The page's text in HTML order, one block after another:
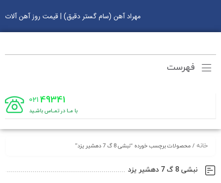
مهراد آهن (سام گستر دقیق) | قیمت روز آهن آلات
فهرست
49341
021
با مـا در تمـاس باشـید
خانه / محصولات برچسب خورده “نبشی 8 گ 7 دهشیر یزد”
نبشی 8 گ 7 دهشیر یزد